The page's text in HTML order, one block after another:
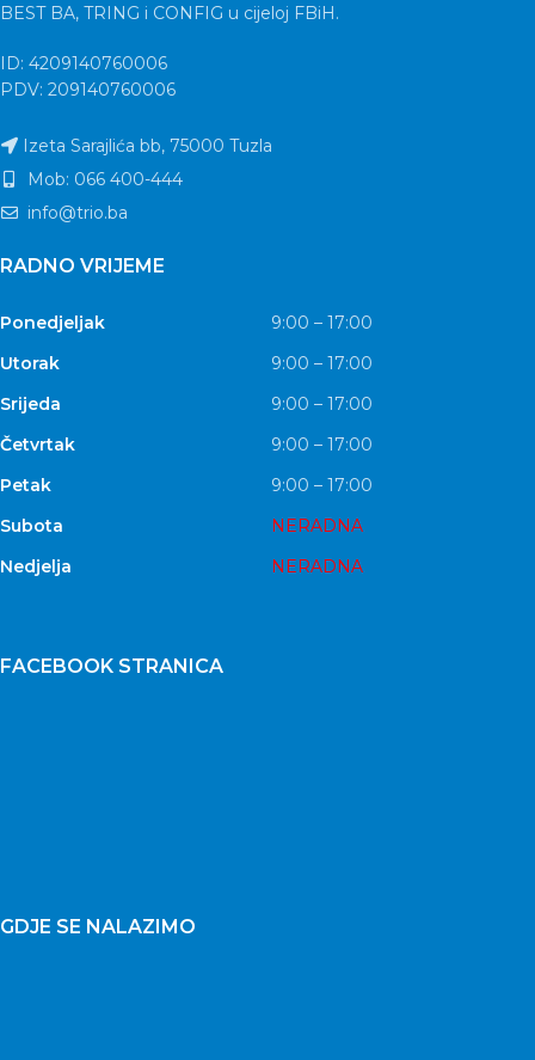
BEST BA, TRING i CONFIG u cijeloj FBiH.
ID: 4209140760006
PDV: 209140760006
Izeta Sarajlića bb, 75000 Tuzla
Mob: 066 400-444
info@trio.ba
RADNO VRIJEME
Ponedjeljak
9:00 – 17:00
Utorak
9:00 – 17:00
Srijeda
9:00 – 17:00
Četvrtak
9:00 – 17:00
Petak
9:00 – 17:00
Subota
NERADNA
Nedjelja
NERADNA
FACEBOOK STRANICA
GDJE SE NALAZIMO